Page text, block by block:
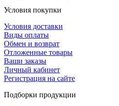
Условия покупки
Условия доставки
Виды оплаты
Обмен и возврат
Отложенные товары
Ваши заказы
Личный кабинет
Регистрация на сайте
Подборки продукции